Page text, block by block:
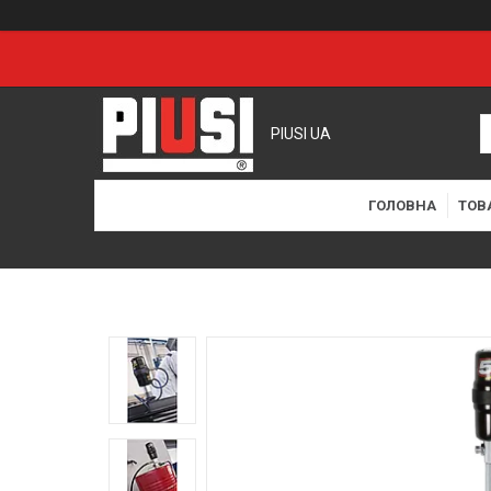
PIUSI UA
ГОЛОВНА